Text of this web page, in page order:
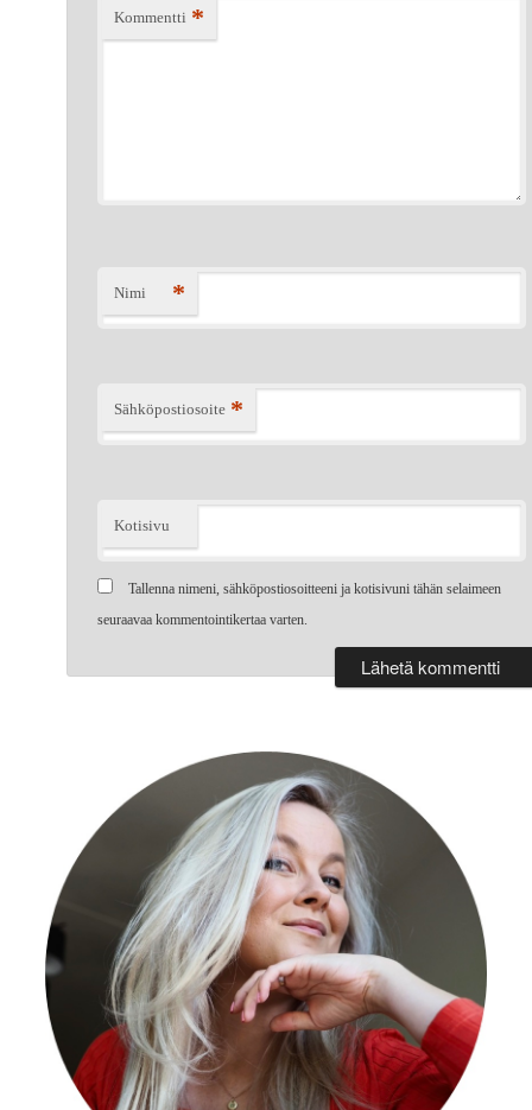
Kommentti *
Nimi *
Sähköpostiosoite *
Kotisivu
Tallenna nimeni, sähköpostiosoitteeni ja kotisivuni tähän selaimeen
seuraavaa kommentointikertaa varten.